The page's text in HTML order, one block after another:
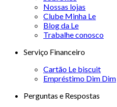
Nossas lojas
Clube Minha Le
Blog da Le
Trabalhe conosco
Serviço Financeiro
Cartão Le biscuit
Empréstimo Dim Dim
Perguntas e Respostas